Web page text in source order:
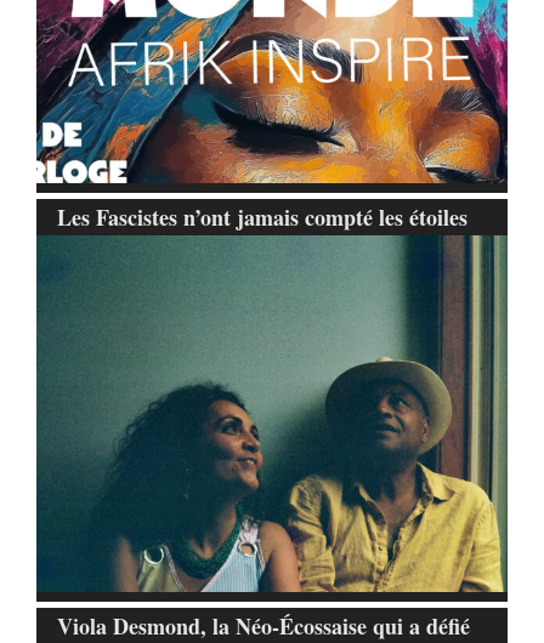
Les Fascistes n’ont jamais compté les étoiles
Viola Desmond, la Néo-Écossaise qui a défié